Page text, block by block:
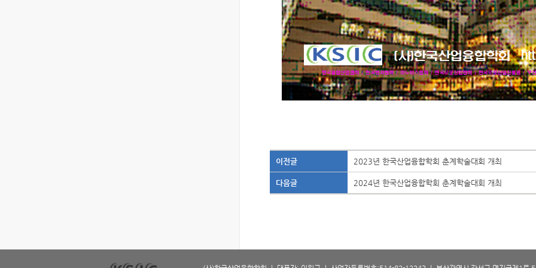
이전글 2023년 한국산업융합학회 춘계학술대회 개최
다음글 2024년 한국산업융합학회 춘계학술대회 개최